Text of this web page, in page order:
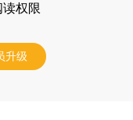
读权限
升级